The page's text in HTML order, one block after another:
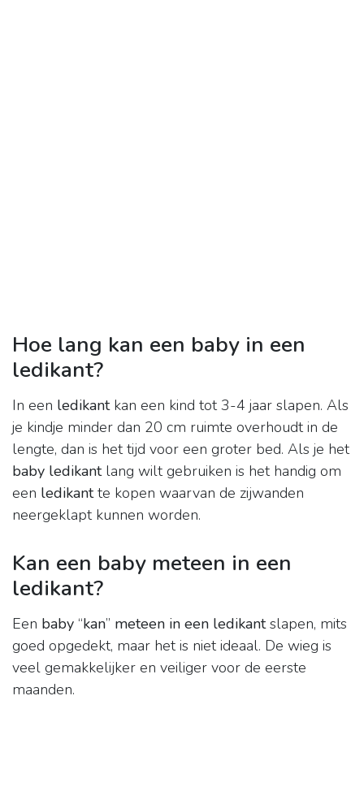
Hoe lang kan een baby in een
ledikant?
In een ledikantkan een kind tot 3-4 jaar slapen. Als
je kindje minder dan 20 cm ruimte overhoudt in de
lengte, dan is het tijd voor een groter bed. Als je het
baby ledikantlang wilt gebruiken is het handig om
een ledikantte kopen waarvan de zijwanden
neergeklapt kunnen worden.
Kan een baby meteen in een
ledikant?
Een baby “kan” meteen in een ledikantslapen, mits
goed opgedekt, maar het is niet ideaal. De wieg is
veel gemakkelijker en veiliger voor de eerste
maanden.